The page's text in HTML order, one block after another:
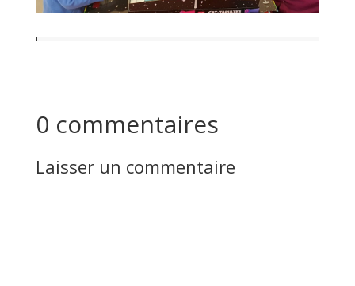
0 commentaires
Laisser un commentaire